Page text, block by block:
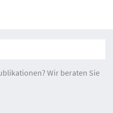
Wir beraten Sie